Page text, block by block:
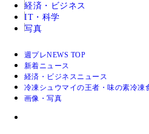
経済・ビジネス
IT・科学
写真
週プレNEWS TOP
新着ニュース
経済・ビジネスニュース
冷凍シュウマイの王者・味の素冷
画像・写真